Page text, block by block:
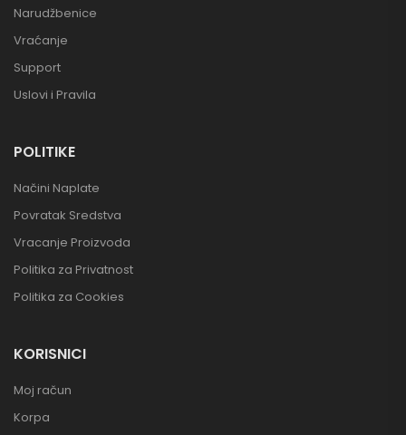
Narudžbenice
Vraćanje
Support
Uslovi i Pravila
POLITIKE
Načini Naplate
Povratak Sredstva
Vracanje Proizvoda
Politika za Privatnost
Politika za Cookies
KORISNICI
Moj račun
Korpa